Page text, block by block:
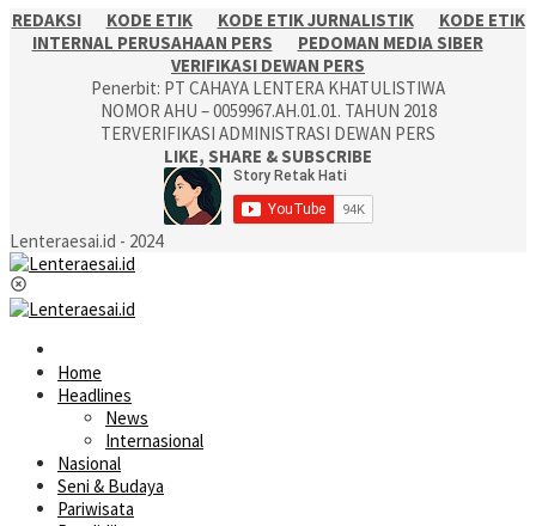
REDAKSI
KODE ETIK KODE ETIK JURNALISTIK
KODE ETIK
INTERNAL PERUSAHAAN PERS
PEDOMAN MEDIA SIBER
VERIFIKASI DEWAN PERS
Penerbit: PT CAHAYA LENTERA KHATULISTIWA
NOMOR AHU – 0059967.AH.01.01. TAHUN 2018
TERVERIFIKASI ADMINISTRASI DEWAN PERS
LIKE, SHARE & SUBSCRIBE
Lenteraesai.id - 2024
Home
Headlines
News
Internasional
Nasional
Seni & Budaya
Pariwisata